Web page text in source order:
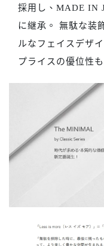
採用し、MADE IN
に継承。 無駄な装
ルなフェイスデザ
プライスの優位性